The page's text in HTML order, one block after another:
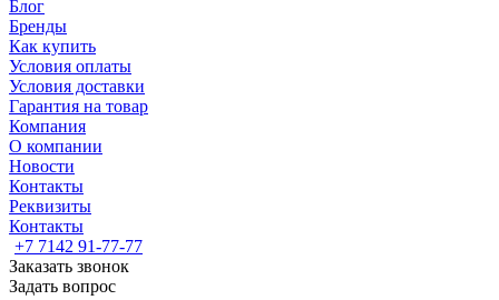
Блог
Бренды
Как купить
Условия оплаты
Условия доставки
Гарантия на товар
Компания
О компании
Новости
Контакты
Реквизиты
Контакты
+7 7142 91-77-77
Заказать звонок
Задать вопрос